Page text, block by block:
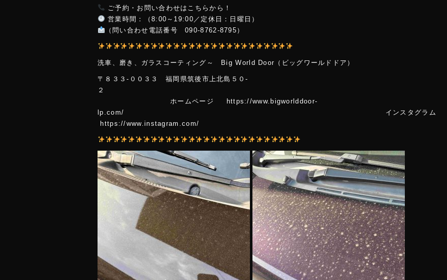
ご予約・お問い合わせはこちらから！
営業時間：（8:00～19:00／定休日：日曜日）
（問い合わせ電話番号 090-8762-8795）
洗車、磨き、ガラスコーティング～ Bi g World Door（ビッグワールドドア）
〒８３３-００３３ 福岡県筑後市上北島５０-
２
ホームページ https://www.bigworlddoor-
lp.com/ インスタグラム
https://www.instagram.com/